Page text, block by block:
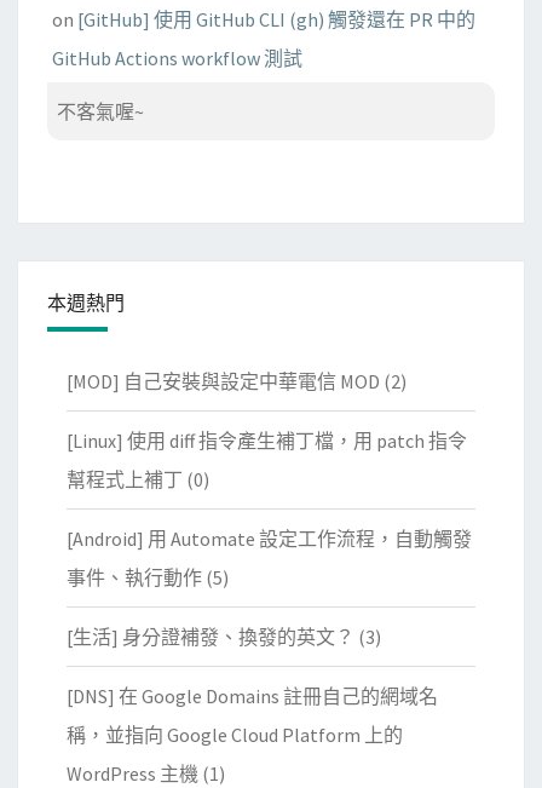
on [GitHub] 使用 GitHub CLI (gh) 觸發還在 PR 中的
GitHub Actions workflow 測試
不客氣喔~
本週熱門
[MOD] 自己安裝與設定中華電信 MOD (2)
[Linux] 使用 diff 指令產生補丁檔，用 patch 指令
幫程式上補丁 (0)
[Android] 用 Automate 設定工作流程，自動觸發
事件、執行動作 (5)
[生活] 身分證補發、換發的英文？ (3)
[DNS] 在 Google Domains 註冊自己的網域名
稱，並指向 Google Cloud Platform 上的
WordPress 主機 (1)